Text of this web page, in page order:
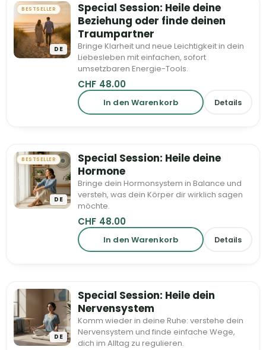
BESTSELLER
DE
Special Session: Heile deine
Beziehung oder finde deinen
Traumpartner
Bringe Klarheit und neue Leichtigkeit in dein
Liebesleben mit einfachen, sofort
umsetzbaren Energie-Tools.
CHF 48.00
In den Warenkorb Details
BESTSELLER
DE
Special Session: Heile deine
Hormone
Bringe dein Hormonsystem in Balance und
versteh, was dein Körper dir wirklich sagen
möchte.
CHF 48.00
In den Warenkorb Details
DE
Special Session: Heile dein
Nervensystem
Komm wieder in deine Ruhe: verstehe dein
Nervensystem und finde einfache Wege,
dich im Alltag zu regulieren.